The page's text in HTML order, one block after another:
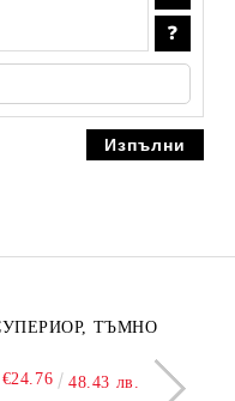
ТЪМНО
€24.76 48.43 лв.